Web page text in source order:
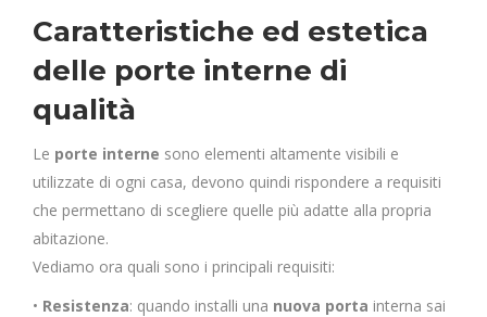
Caratteristiche ed estetica
delle porte interne di
qualità
Le porte interne sono elementi altamente visibili e
utilizzate di ogni casa, devono quindi rispondere a requisiti
che permettano di scegliere quelle più adatte alla propria
abitazione.
Vediamo ora quali sono i principali requisiti:
• Resistenza: quando installi una nuova porta interna sai